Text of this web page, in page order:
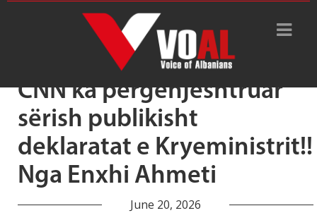
Tag Archive: gënjen
CNN ka përgënjeshtruar
sërish publikisht
deklaratat e Kryeministrit!!
Nga Enxhi Ahmeti
June 20, 2026